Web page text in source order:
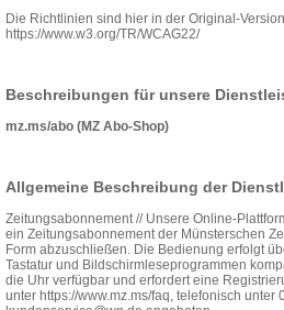
Die Richtlinien sind hier in der Original-
https://www.w3.org/TR/WCAG22/
Beschreibungen für unsere
mz.ms/abo (MZ Abo-Shop)
Allgemeine Beschreibung der
Zeitungsabonnement // Unsere Online-
ein Zeitungsabonnement der Münsterschen
Form abzuschließen. Die Bedienung erfolgt
Tastatur und Bildschirmleseprogrammen
die Uhr verfügbar und erfordert eine
unter https://www.mz.ms/faq, telefonisch